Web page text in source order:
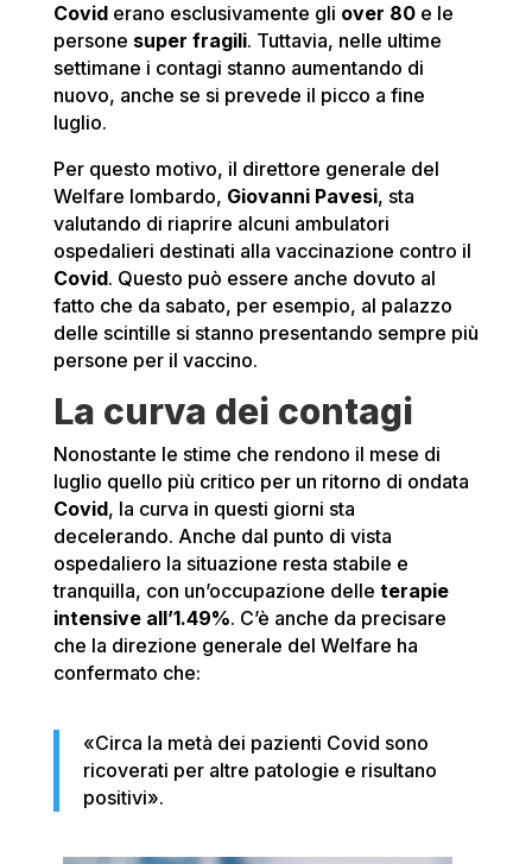
Coviderano esclusivamente gli over 80e le
persone super fragili. Tuttavia, nelle ultime
settimane i contagi stanno aumentando di
nuovo, anche se si prevede il picco a fine
luglio.
Per questo motivo, il direttore generale del
Welfare lombardo, Giovanni Pavesi, sta
valutando di riaprire alcuni ambulatori
ospedalieri destinati alla vaccinazione contro il
Covid. Questo può essere anche dovuto al
fatto che da sabato, per esempio, al palazzo
delle scintille si stanno presentando sempre più
persone per il vaccino.
La curva dei contagi
Nonostante le stime che rendono il mese di
luglio quello più critico per un ritorno di ondata
Covid, la curva in questi giorni sta
decelerando. Anche dal punto di vista
ospedaliero la situazione resta stabile e
tranquilla, con un’occupazione delle terapie
intensive all’1.49%. C’è anche da precisare
che la direzione generale del Welfare ha
confermato che:
«Circa la metà dei pazienti Covid sono
ricoverati per altre patologie e risultano
positivi».